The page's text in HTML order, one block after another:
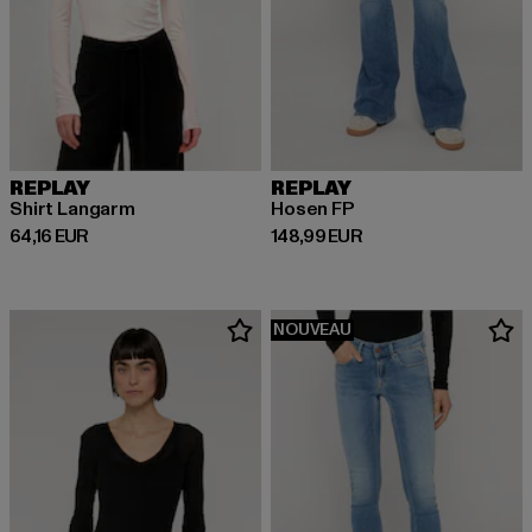
REPLAY
Shirt Langarm
64,16 EUR
Prix courant: 64,16 EUR
REPLAY
Hosen FP
148,99 EUR
Prix courant: 148,99 EUR
NOUVEAU